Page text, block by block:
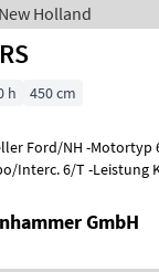
Holland
h 450 cm
Ford/NH -Motortyp
6/T -Leistung Kw/PS
GmbH